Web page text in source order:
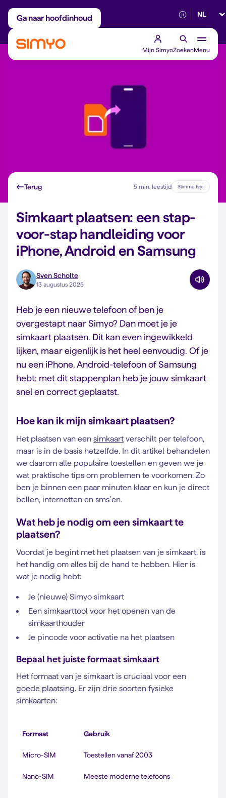
Ga naar hoofdinhoud
Maandelijks aanpasbaar Betrouwbaar
Mijn SimyoZoekenMenu
Terug 5 min. leestijd Slimme tips
Simkaart plaatsen: een stap-
voor-stap handleiding voor
iPhone, Android en Samsung
Sven Scholte
13 augustus 2025
Heb je een nieuwe telefoon of ben je
overgestapt naar Simyo? Dan moet je je
simkaart plaatsen. Dit kan even ingewikkeld
lijken, maar eigenlijk is het heel eenvoudig. Of je
nu een iPhone, Android-telefoon of Samsung
hebt: met dit stappenplan heb je jouw simkaart
snel en correct geplaatst.
Hoe kan ik mijn simkaart plaatsen?
Het plaatsen van een simkaart verschilt per telefoon,
maar is in de basis hetzelfde. In dit artikel behandelen
we daarom alle populaire toestellen en geven we je
wat praktische tips om problemen te voorkomen. Zo
ben je binnen een paar minuten klaar en kun je direct
bellen, internetten en sms’en.
Wat heb je nodig om een simkaart te
plaatsen?
Voordat je begint met het plaatsen van je simkaart, is
het handig om alles bij de hand te hebben. Hier is
wat je nodig hebt:
Je (nieuwe) Simyo simkaart
Een simkaarttool voor het openen van de
simkaarthouder
Je pincode voor activatie na het plaatsen
Bepaal het juiste formaat simkaart
Het formaat van je simkaart is cruciaal voor een
goede plaatsing. Er zijn drie soorten fysieke
simkaarten:
Formaat Gebruik
Micro-SIM Toestellen vanaf 2003
Nano-SIM Meeste moderne telefoons